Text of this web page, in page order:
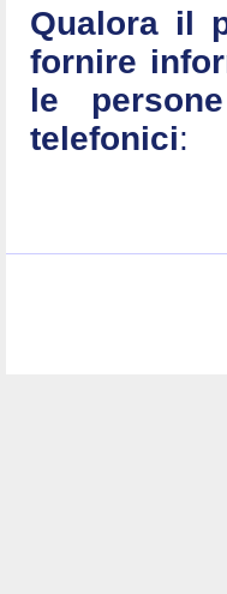
Qualora il
fornire
le
telefonici: